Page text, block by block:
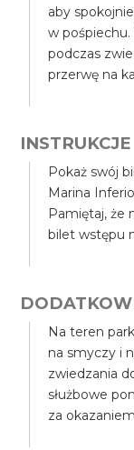
aby
w pośpiechu.
podczas
przerwę na
INSTRUKCJE
Pokaż swój
Marina
Pamiętaj, że
bilet wstępu
Na teren
na smyczy i
zwiedzania
służbowe
za